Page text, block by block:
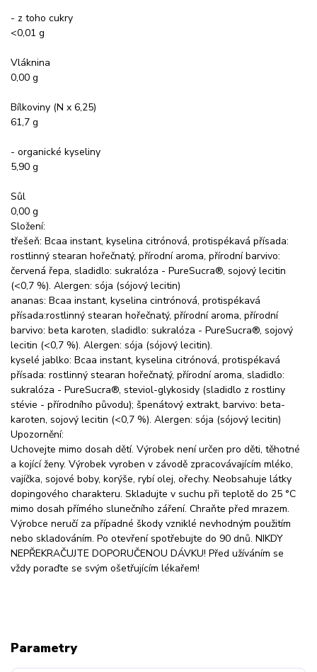
- z toho cukry
<0,01 g
Vláknina
0,00 g
Bílkoviny (N x 6,25)
61,7 g
- organické kyseliny
5,90 g
Sůl
0,00 g
Složení:
třešeň: Bcaa instant, kyselina citrónová, protispékavá přísada:
rostlinný stearan hořečnatý, přírodní aroma, přírodní barvivo:
červená řepa, sladidlo: sukralóza - PureSucra®, sojový lecitin
(<0,7 %). Alergen: sója (sójový lecitin)
ananas: Bcaa instant, kyselina cintrónová, protispékavá
přísada:rostlinný stearan hořečnatý, přírodní aroma, přírodní
barvivo: beta karoten, sladidlo: sukralóza - PureSucra®, sojový
lecitin (<0,7 %). Alergen: sója (sójový lecitin).
kyselé jablko: Bcaa instant, kyselina citrónová, protispékavá
přísada: rostlinný stearan hořečnatý, přírodní aroma, sladidlo:
sukralóza - PureSucra®, steviol-glykosidy (sladidlo z rostliny
stévie - přírodního původu); špenátový extrakt, barvivo: beta-
karoten, sojový lecitin (<0,7 %). Alergen: sója (sójový lecitin)
Upozornění:
Uchovejte mimo dosah dětí. Výrobek není určen pro děti, těhotné
a kojící ženy. Výrobek vyroben v závodě zpracovávajícím mléko,
vajíčka, sojové boby, korýše, rybí olej, ořechy. Neobsahuje látky
dopingového charakteru. Skladujte v suchu při teplotě do 25 °C
mimo dosah přímého slunečního záření. Chraňte před mrazem.
Výrobce neručí za případné škody vzniklé nevhodným použitím
nebo skladováním. Po otevření spotřebujte do 90 dnů. NIKDY
NEPŘEKRAČUJTE DOPORUČENOU DÁVKU! Před užíváním se
vždy poraďte se svým ošetřujícím lékařem!
Parametry